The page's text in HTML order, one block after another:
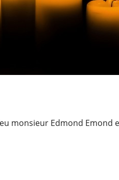
monsieur Edmond Emond